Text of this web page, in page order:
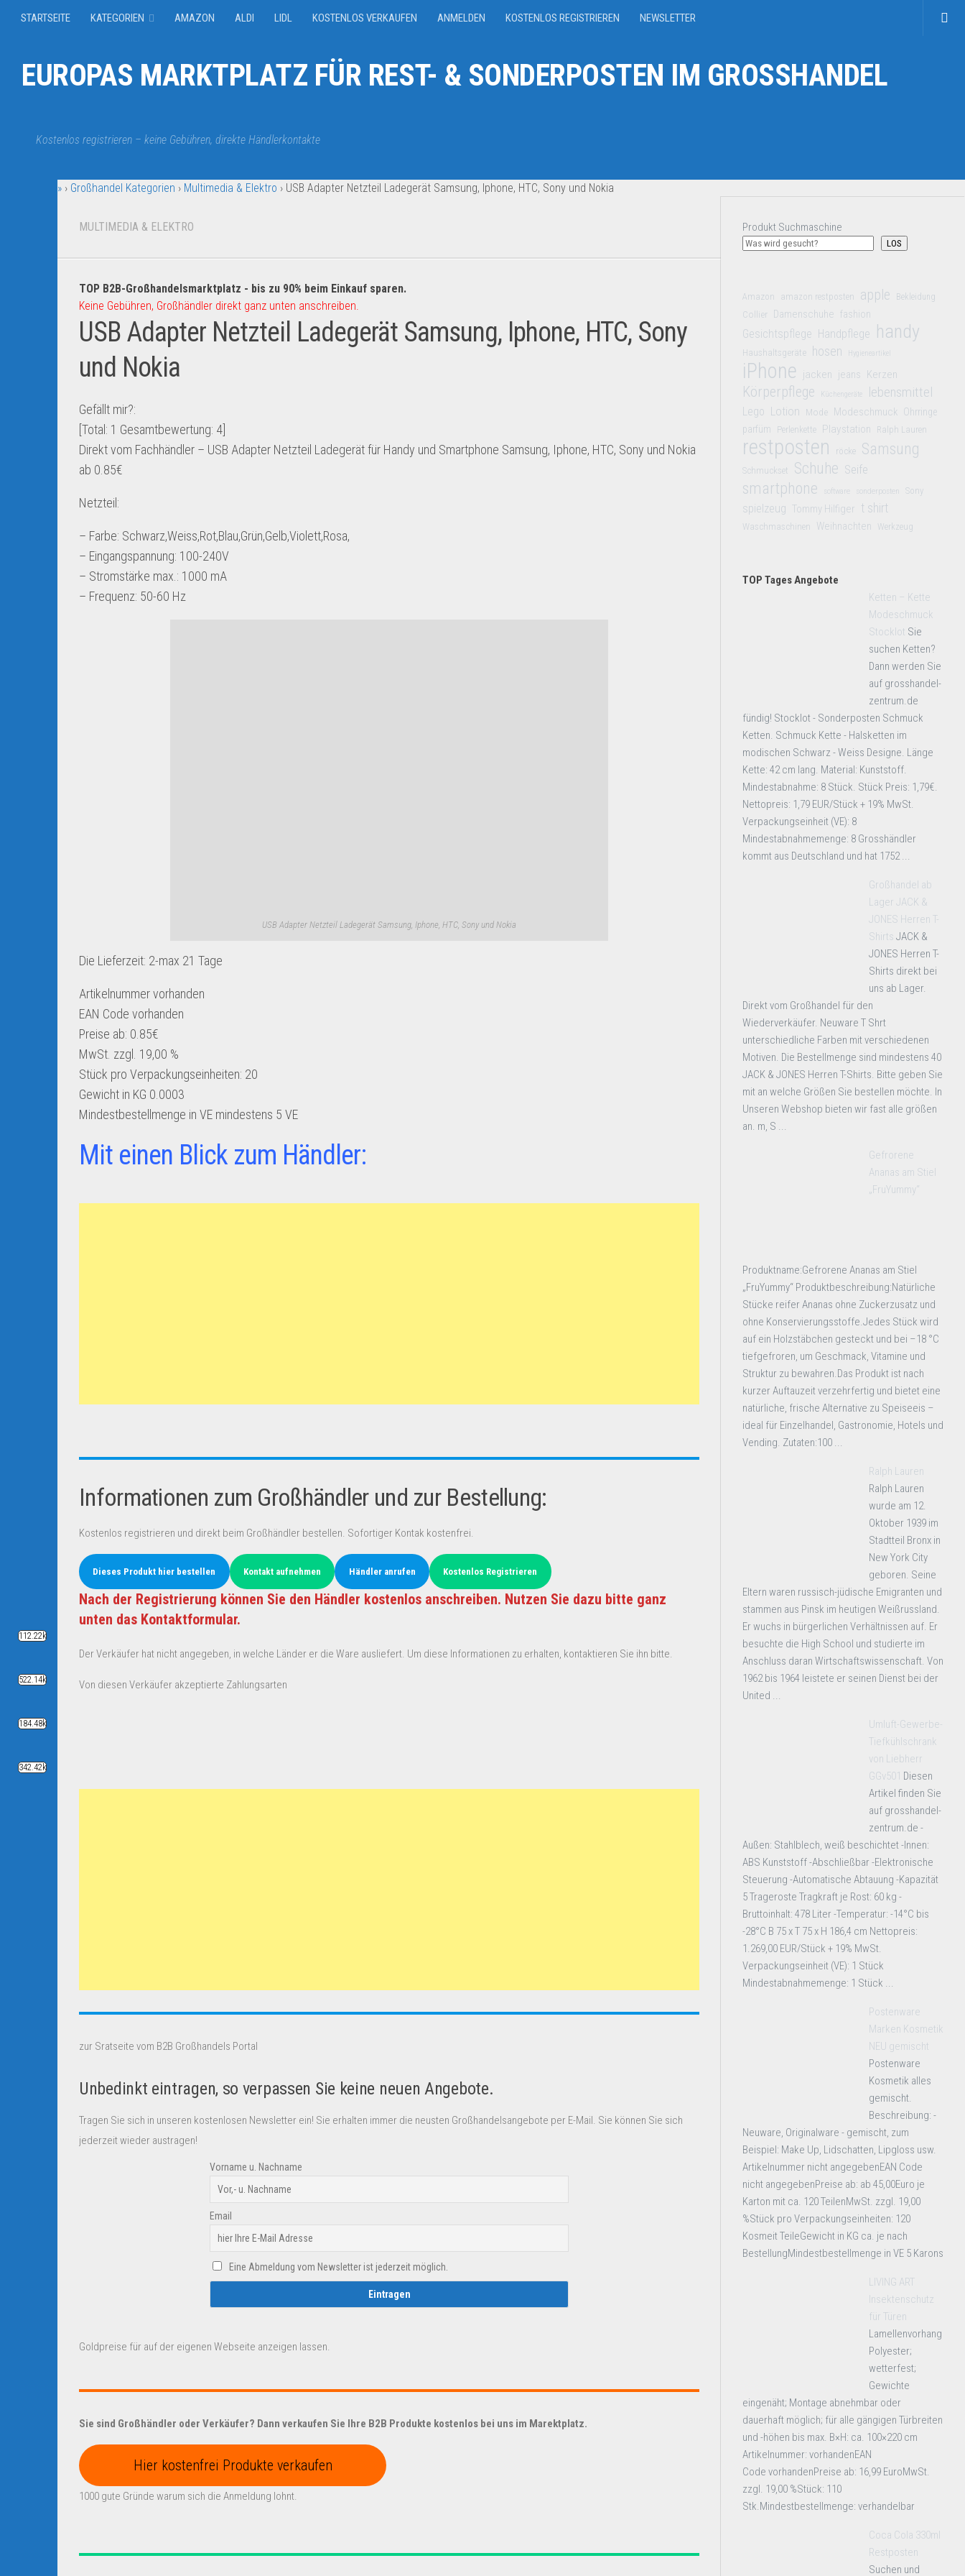
STARTSEITE KATEGORIEN AMAZON ALDI LIDL KOSTENLOS VERKAUFEN ANMELDEN KOSTENLOS REGISTRIEREN NEWSLETTER
EUROPAS MARKTPLATZ FÜR REST- & SONDERPOSTEN IM GROSSHANDEL
Kostenlos registrieren – keine Gebühren, direkte Händlerkontakte
» › Großhandel Kategorien › Multimedia & Elektro › USB Adapter Netzteil Ladegerät Samsung, Iphone, HTC, Sony und Nokia
MULTIMEDIA & ELEKTRO
TOP B2B-Großhandelsmarktplatz - bis zu 90% beim Einkauf sparen.
Keine Gebühren, Großhändler direkt ganz unten anschreiben.
USB Adapter Netzteil Ladegerät Samsung, Iphone, HTC, Sony
und Nokia
Gefällt mir?:
[Total: 1 Gesamtbewertung: 4
Direkt vom Fachhändler – USB Adapter Netzteil Ladegerät für Handy und Smartphone Samsung, Iphone, HTC, Sony und Nokia
ab 0.85€
Netzteil:
– Farbe: Schwarz,Weiss,Rot,Blau,Grün,Gelb,Violett,Rosa,
– Eingangspannung: 100-240V
– Stromstärke max.: 1000 mA
– Frequenz: 50-60 Hz
USB Adapter Netzteil Ladegerät Samsung, Iphone, HTC, Sony und Nokia
Die Lieferzeit: 2-max 21 Tage
Artikelnummervorhanden
EAN Code vorhanden
Preise ab: 0.85€
MwSt. zzgl. 19,00 %
Stück pro Verpackungseinheiten: 20
Gewicht in KG 0.0003
Mindestbestellmenge in VE mindestens 5 VE
Mit einen Blick zum Händler:
Informationen zum Großhändler und zur Bestellung:
Kostenlos registrieren und direkt beim Großhändler bestellen. Sofortiger Kontak kostenfrei.
Dieses Produkt hier bestellen Kontakt aufnehmen Händler anrufen Kostenlos Registrieren
Nach der Registrierung können Sie den Händler kostenlos anschreiben. Nutzen Sie dazu bitte ganz
unten das Kontaktformular.
Der Verkäufer hat nicht angegeben, in welche Länder er die Ware ausliefert. Um diese Informationen zu erhalten, kontaktieren Sie ihn bitte.
Von diesen Verkäufer akzeptierte Zahlungsarten
zur Sratseite vom B2B Großhandels Portal
Unbedinkt eintragen, so verpassen Sie keine neuen Angebote.
Tragen Sie sich in unseren kostenlosen Newsletter ein! Sie erhalten immer die neusten Großhandelsangebote per E-Mail. Sie können Sie sich
jederzeit wieder austragen!
Vorname u. Nachname
Email
Eine Abmeldung vom Newsletter ist jederzeit möglich.
Goldpreise für auf der eigenen Webseite anzeigen lassen.
Sie sind Großhändler oder Verkäufer? Dann verkaufen Sie Ihre B2B Produkte kostenlos bei uns im Marektplatz.
Hier kostenfrei Produkte verkaufen
1000 gute Gründe warum sich die Anmeldung lohnt.
Produkt Suchmaschine
LOS
Amazon amazon restposten apple Bekleidung
Collier Damenschuhe fashion
Gesichtspflege Handpflege handy
Haushaltsgeräte hosen Hygieneartikel
iPhone jacken jeans Kerzen
Körperpflege Küchengeräte lebensmittel
Lego Lotion Mode Modeschmuck Ohrringe
parfüm
Perlenkette Playstation Ralph Lauren
restposten röcke Samsung
Schmuckset Schuhe Seife
smartphone software sonderposten Sony
spielzeug Tommy Hilfiger t shirt
Waschmaschinen Weihnachten Werkzeug
TOP Tages Angebote
Ketten – Kette
Modeschmuck
Stocklot Sie
suchen Ketten?
Dann werden Sie
auf grosshandel-
zentrum.de
fündig! Stocklot - Sonderposten Schmuck
Ketten. Schmuck Kette - Halsketten im
modischen Schwarz - Weiss Designe. Länge
Kette: 42 cm lang. Material: Kunststoff.
Mindestabnahme: 8 Stück. Stück Preis: 1,79€.
Nettopreis: 1,79 EUR/Stück + 19% MwSt.
Verpackungseinheit (VE): 8
Mindestabnahmemenge: 8 Grosshändler
kommt aus Deutschland und hat 1752 ...
Großhandel ab
Lager JACK &
JONES Herren T-
Shirts JACK &
JONES Herren T-
Shirts direkt bei
uns ab Lager.
Direkt vom Großhandel für den
Wiederverkäufer. Neuware T Shrt
unterschiedliche Farben mit verschiedenen
Motiven. Die Bestellmenge sind mindestens 40
JACK & JONES Herren T-Shirts. Bitte geben Sie
mit an welche Größen Sie bestellen möchte. In
Unseren Webshop bieten wir fast alle größen
an. m, S ...
Gefrorene
Ananas am Stiel
„FruYummy“
Produktname:Gefrorene Ananas am Stiel
„FruYummy“ Produktbeschreibung:Natürliche
Stücke reifer Ananas ohne Zuckerzusatz und
ohne Konservierungsstoffe.Jedes Stück wird
auf ein Holzstäbchen gesteckt und bei –18 °C
tiefgefroren, um Geschmack, Vitamine und
Struktur zu bewahren.Das Produkt ist nach
kurzer Auftauzeit verzehrfertig und bietet eine
natürliche, frische Alternative zu Speiseeis –
ideal für Einzelhandel, Gastronomie, Hotels und
Vending. Zutaten:100 ...
Ralph Lauren
Ralph Lauren
wurde am 12.
Oktober 1939 im
Stadtteil Bronx in
New York City
geboren. Seine
Eltern waren russisch-jüdische Emigranten und
stammen aus Pinsk im heutigen Weißrussland.
Er wuchs in bürgerlichen Verhältnissen auf. Er
besuchte die High School und studierte im
Anschluss daran Wirtschaftswissenschaft. Von
1962 bis 1964 leistete er seinen Dienst bei der
United ...
Umluft-Gewerbe-
Tiefkühlschrank
von Liebherr
GGv501 Diesen
Artikel finden Sie
auf grosshandel-
zentrum.de -
Außen: Stahlblech, weiß beschichtet -Innen:
ABS Kunststoff -Abschließbar -Elektronische
Steuerung -Automatische Abtauung -Kapazität
5 Trageroste Tragkraft je Rost: 60 kg -
Bruttoinhalt: 478 Liter -Temperatur: -14°C bis
-28°C B 75 x T 75 x H 186,4 cm Nettopreis:
1.269,00 EUR/Stück + 19% MwSt.
Verpackungseinheit (VE): 1 Stück
Mindestabnahmemenge: 1 Stück ...
Postenware
Marken Kosmetik
NEU gemischt
Postenware
Kosmetik alles
gemischt.
Beschreibung: -
Neuware, Originalware - gemischt, zum
Beispiel: Make Up, Lidschatten, Lipgloss usw.
Artikelnummer nicht angegebenEAN Code
nicht angegebenPreise ab: ab 45,00Euro je
Karton mit ca. 120 TeilenMwSt. zzgl. 19,00
%Stück pro Verpackungseinheiten: 120
Kosmeit TeileGewicht in KG ca. je nach
BestellungMindestbestellmenge in VE 5 Karons
LIVING ART
Insektenschutz
für Türen
Lamellenvorhang
Polyester;
wetterfest;
Gewichte
eingenäht; Montage abnehmbar oder
dauerhaft möglich; für alle gängigen Türbreiten
und -höhen bis max. B×H: ca. 100×220 cm
Artikelnummer: vorhandenEAN
Code vorhandenPreise ab: 16,99 EuroMwSt.
zzgl. 19,00 %Stück: 110
Stk.Mindestbestellmenge: verhandelbar
Coca Cola 330ml
Restposten
Suchen und
112.22k
522.14k
184.48k
342.42k